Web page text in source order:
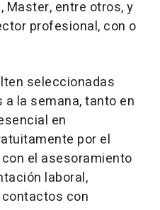
Master, entre otros, y
profesional, con o
seleccionadas
la semana, tanto en
en
por el
el asesoramiento
laboral,
con